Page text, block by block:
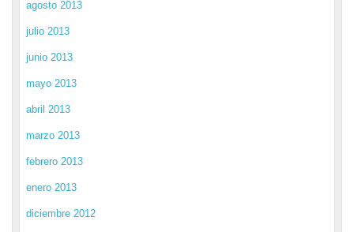
agosto 2013
julio 2013
junio 2013
mayo 2013
abril 2013
marzo 2013
febrero 2013
enero 2013
diciembre 2012